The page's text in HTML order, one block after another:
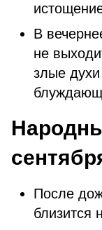
В
не
злые
После
близится